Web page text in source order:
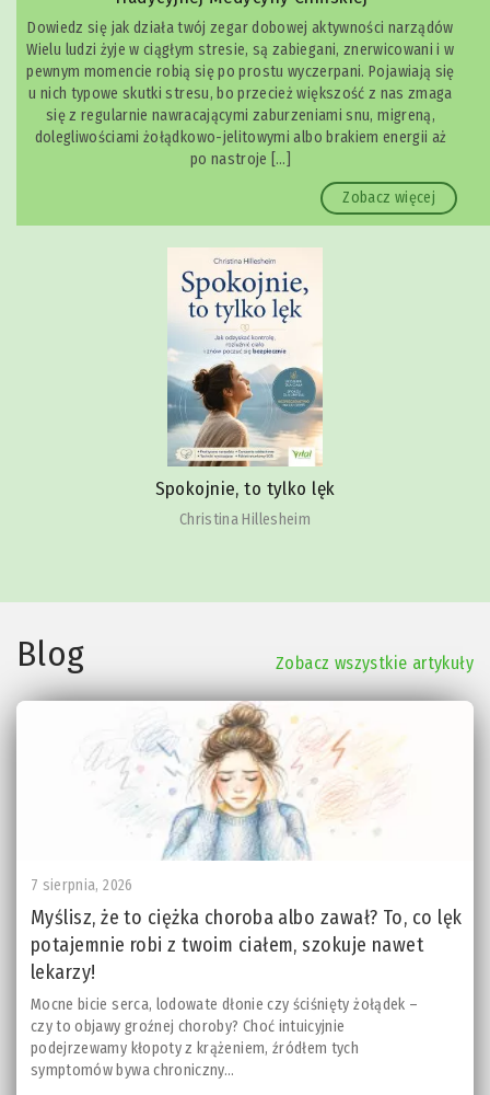
Dowiedz się jak działa twój zegar dobowej aktywności narządów
Wielu ludzi żyje w ciągłym stresie, są zabiegani, znerwicowani i w
pewnym momencie robią się po prostu wyczerpani. Pojawiają się
u nich typowe skutki stresu, bo przecież większość z nas zmaga
się z regularnie nawracającymi zaburzeniami snu, migreną,
dolegliwościami żołądkowo-jelitowymi albo brakiem energii aż
po nastroje […]
Zobacz więcej
Spokojnie, to tylko lęk
Christina Hillesheim
Blog Zobacz wszystkie artykuły
7 sierpnia, 2026
Myślisz, że to ciężka choroba albo zawał? To, co lęk
potajemnie robi z twoim ciałem, szokuje nawet
lekarzy!
Mocne bicie serca, lodowate dłonie czy ściśnięty żołądek –
czy to objawy groźnej choroby? Choć intuicyjnie
podejrzewamy kłopoty z krążeniem, źródłem tych
symptomów bywa chroniczny...